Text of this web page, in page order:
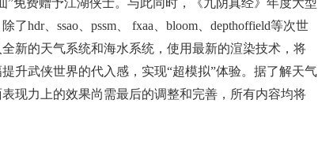
”免费赠予江湖侠士。与此同时，《九阴真经》年度大型
hdr、ssao、pssm、 fxaa、bloom、depthoffield等次世
新的天气系统和海水系统，使用最新的渲染技术，将
升武侠世界的代入感，实现“超模拟”体验。据了解天气
现力上的效果尚需最后的调整和完善，所有内容均将